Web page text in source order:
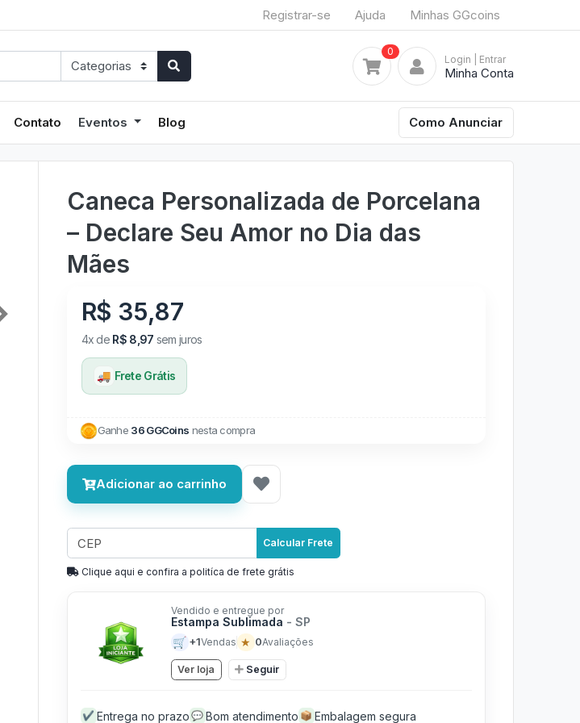
Registrar-se Ajuda Minhas GGcoins
0
Login | Entrar
Minha Conta
Contato Eventos Blog Como Anunciar
Next
Caneca Personalizada de Porcelana
– Declare Seu Amor no Dia das
Mães
R$ 35,87
4x de R$ 8,97 sem juros
🚚 Frete Grátis
Ganhe 36 GGCoins nesta compra
Adicionar ao carrinho
Calcular Frete
Clique aqui e confira a politíca de frete grátis
Vendido e entregue por
Estampa Sublimada - SP
🛒 +1Vendas ★ 0Avaliações
Ver loja Seguir
✔ Entrega no prazo 💬 Bom atendimento 📦 Embalagem segura